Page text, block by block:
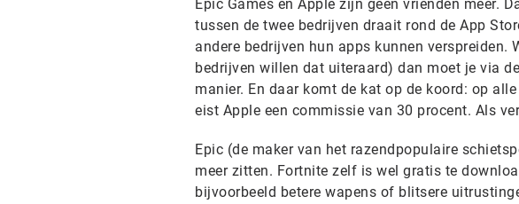
Epic Games en Apple zijn geen vrienden meer.
tussen de twee bedrijven draait rond de App
andere bedrijven hun apps kunnen
bedrijven willen dat uiteraard) dan moet je via
manier. En daar komt de kat op de koord: op
eist Apple een commissie van 30 procent. Als
Epic (de maker van het razendpopulaire
meer zitten. Fortnite zelf is wel gratis te
bijvoorbeeld betere wapens of blitsere